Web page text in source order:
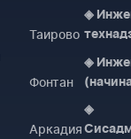
Таирово
Фонтан
Аркадия
◈
◈
◈